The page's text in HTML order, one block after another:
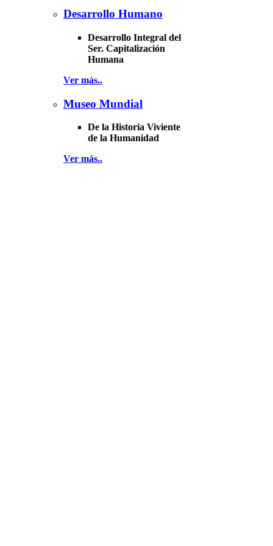
Desarrollo Humano
Desarrollo Integral del
Ser. Capitalización
Humana
Ver más..
Museo Mundial
De la Historia Viviente
de la Humanidad
Ver más..